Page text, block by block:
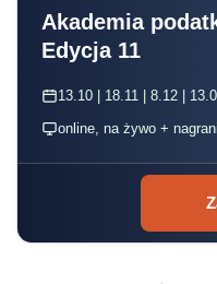
Akademia
Edycja 11
13.10 | 18.11 | 8.12 |
online, na żywo +